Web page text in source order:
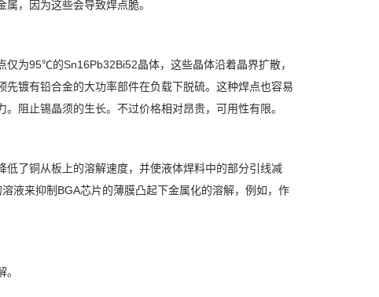
，因为这些会导致焊点脆。
为95℃的Sn16Pb32Bi52晶体，这些晶体沿着晶界扩散，
镀有铅合金的大功率部件在负载下脱硫。这种焊点也容易
阻止锡晶须的生长。不过价格相对昂贵，可用性有限。
了铜从板上的溶解速度，并使液体焊料中的部分引线减
液来抑制BGA芯片的薄膜凸起下金属化的溶解，例如，作